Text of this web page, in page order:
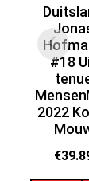
#18
Mensen
2022
€